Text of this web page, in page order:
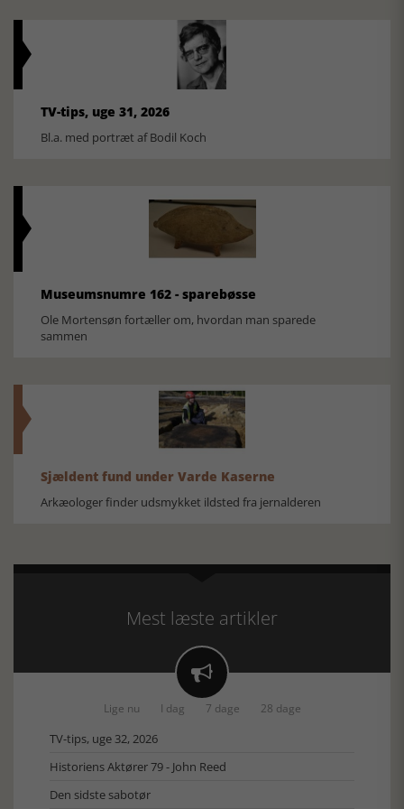
TV-tips, uge 31, 2026
Bl.a. med portræt af Bodil Koch
Museumsnumre 162 - sparebøsse
Ole Mortensøn fortæller om, hvordan man sparede
sammen
Sjældent fund under Varde Kaserne
Arkæologer finder udsmykket ildsted fra jernalderen
Mest læste artikler

Lige nu I dag 7 dage 28 dage
TV-tips, uge 32, 2026
Historiens Aktører 79 - John Reed
Den sidste sabotør